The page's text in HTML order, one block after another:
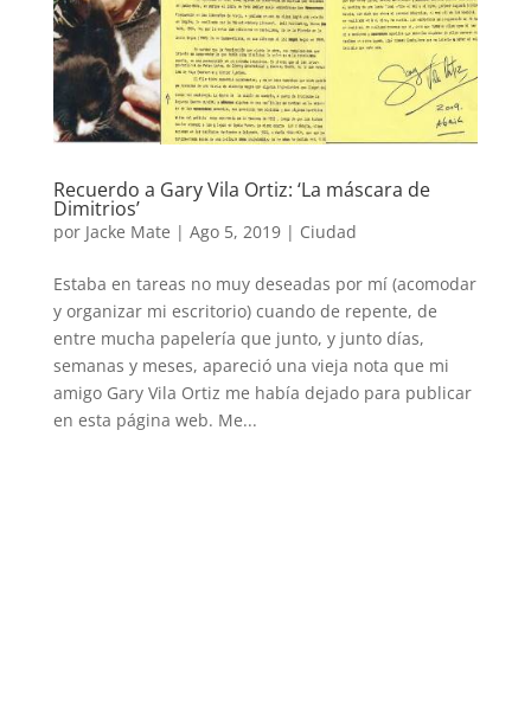
Recuerdo a Gary Vila Ortiz: ‘La máscara de
Dimitrios’
por Jacke Mate | Ago 5, 2019| Ciudad
Estaba en tareas no muy deseadas por mí (acomodar
y organizar mi escritorio) cuando de repente, de
entre mucha papelería que junto, y junto días,
semanas y meses, apareció una vieja nota que mi
amigo Gary Vila Ortiz me había dejado para publicar
en esta página web. Me...